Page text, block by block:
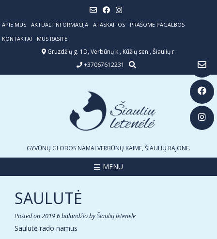
content
APIE MUS AKTUALI INFORMACIJA ATASKAITOS
PRAŠOME PAGALBOS
KONTAKTAI
MUS RASITE
Gruzdžių g. 1D, Verbūnų k., Kūžių sen., Šiaulių r.
+37067612231
GYVŪNŲ GLOBOS NAMAI VERBŪNŲ KAIME, ŠIAULIŲ RAJONE.
MENU
SAULUTĖ
Posted on2019 6 balandžiobyŠiaulių letenėlė
Saulutė rado namus